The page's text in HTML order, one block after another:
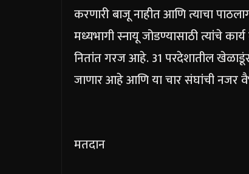
करणारी बाजू नाहीत आणि त्याचा
मध्यभागी स्नायू जोडण्यासाठी त्यांचे
नितांत गरज आहे. 31 परदेशातील
जाणार आहे आणि या चार संघांची नजर
मतदान